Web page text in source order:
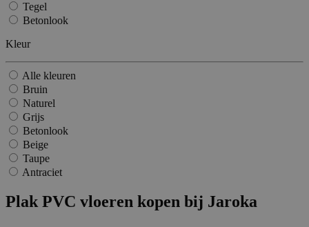
Tegel
Betonlook
Kleur
Alle kleuren
Bruin
Naturel
Grijs
Betonlook
Beige
Taupe
Antraciet
Plak PVC vloeren kopen bij Jaroka